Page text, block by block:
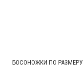
БОСОНОЖКИ ПО РАЗМЕРУ